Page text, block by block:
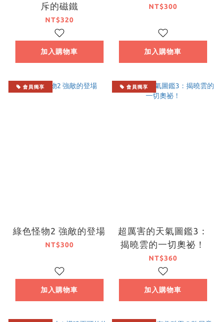
斥的磁鐵
NT$320
加入購物車
NT$300
加入購物車
會員獨享
綠色怪物2 強敵的登場
NT$300
加入購物車
會員獨享
超厲害的天氣圖鑑3：
揭曉雲的一切奧祕！
NT$360
加入購物車